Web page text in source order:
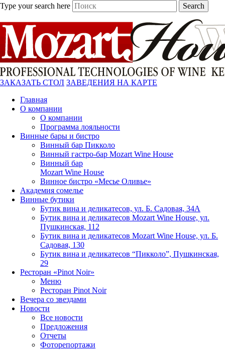
Type your search here Search
ЗАКАЗАТЬ СТОЛ ЗАВЕДЕНИЯ НА КАРТЕ
Главная
О компании
О компании
Программа лояльности
Винные бары и бистро
Винный бар Пикколо
Винный гастро-бар Mozart Wine House
Винный бар
Mozart Wine House
Винное бистро «Месье Оливье»
Академия сомелье
Винные бутики
Бутик вина и деликатесов, ул. Б. Садовая, 34А
Бутик вина и деликатесов Mozart Wine House, ул.
Пушкинская, 112
Бутик вина и деликатесов Mozart Wine House, ул. Б.
Садовая, 130
Бутик вина и деликатесов “Пикколо”, Пушкинская,
29
Ресторан «Pinot Noir»
Меню
Ресторан Pinot Noir
Вечера со звездами
Новости
Все новости
Предложения
Отчеты
Фоторепортажи